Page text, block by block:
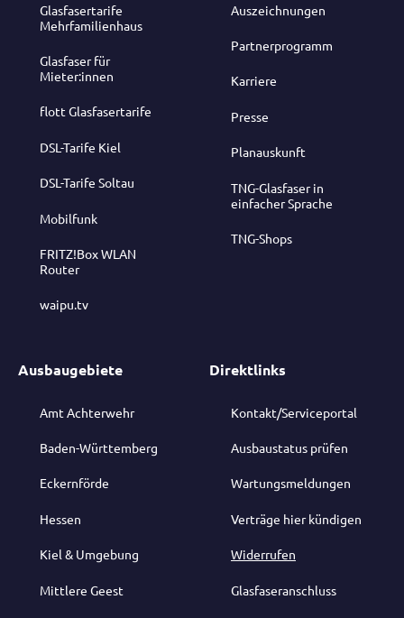
Glasfasertarife
Mehrfamilienhaus
Glasfaser für
Mieter:innen
flott Glasfasertarife
DSL-Tarife Kiel
DSL-Tarife Soltau
Mobilfunk
FRITZ!Box WLAN
Router
waipu.tv
Auszeichnungen
Partnerprogramm
Karriere
Presse
Planauskunft
TNG-Glasfaser in
einfacher Sprache
TNG-Shops
Ausbaugebiete
Amt Achterwehr
Baden-Württemberg
Eckernförde
Hessen
Kiel & Umgebung
Mittlere Geest
Direktlinks
Kontakt/Serviceportal
Ausbaustatus prüfen
Wartungsmeldungen
Verträge hier kündigen
Widerrufen
Glasfaseranschluss